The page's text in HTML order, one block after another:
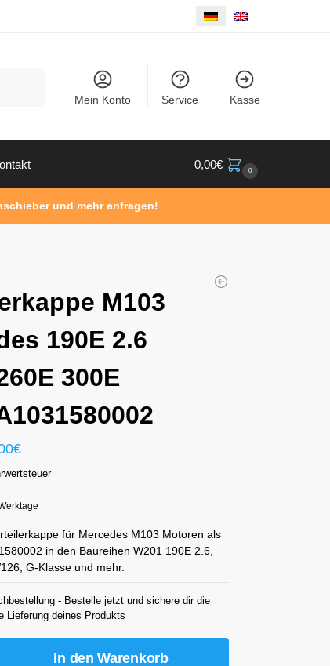
Mein Konto Service Kasse
0,00€ 0
und mehr anfragen!
M103
190E 2.6
300E
€
für Mercedes M103 Motoren als
in den Baureihen W201 190E 2.6,
G-Klasse und mehr.
- Bestelle jetzt und sichere dir die
Lieferung deines Produkts
In den Warenkorb